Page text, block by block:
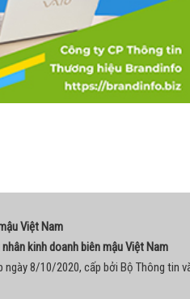
Việt Nam
kinh doanh biên mậu Việt Nam
ngày 8/10/2020, cấp bởi Bộ Thông tin